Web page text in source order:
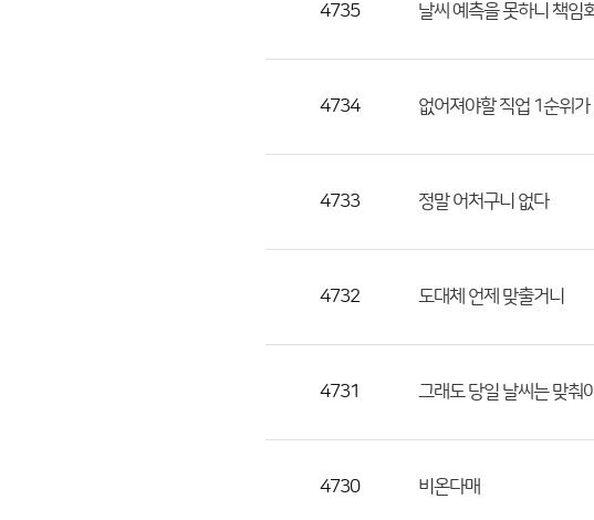
다.
4735 날씨 예측을 못하니 책임
4734 없어져야할 직업 1순위
4733 정말 어처구니 없다
4732 도대체 언제 맞출거니
4731 그래도 당일 날씨는 맞춰
4730 비온다매